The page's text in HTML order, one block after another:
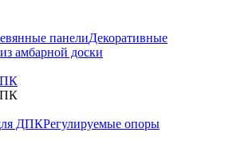
панелиДекоративные
амбарной доски
ДПКРегулируемые опоры